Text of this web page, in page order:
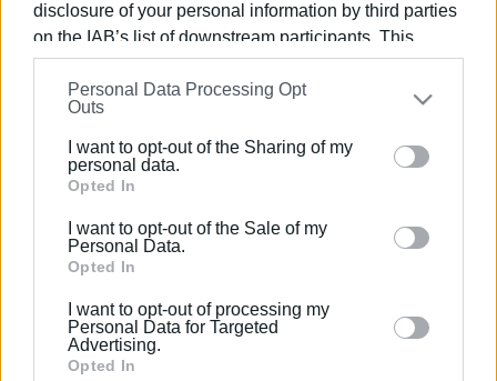
disclosure of your personal information by third parties
on the IAB’s list of downstream participants. This
information may also be disclosed by us to third parties
on theIAB’s List of Downstream Participants
that may
further disclose it to other third parties.
Please note that this website/app uses one or more
Google services and may gather and store information
behaviour. You may click to grant or deny consent to
Google and its third-party tags to use your data for
section.
Personal Data Processing Opt
Outs
I want to opt-out of the Sharing of my
personal data.
Opted In
I want to opt-out of the Sale of my
Personal Data.
Opted In
I want to opt-out of processing my
Personal Data for Targeted
Advertising.
Opted In